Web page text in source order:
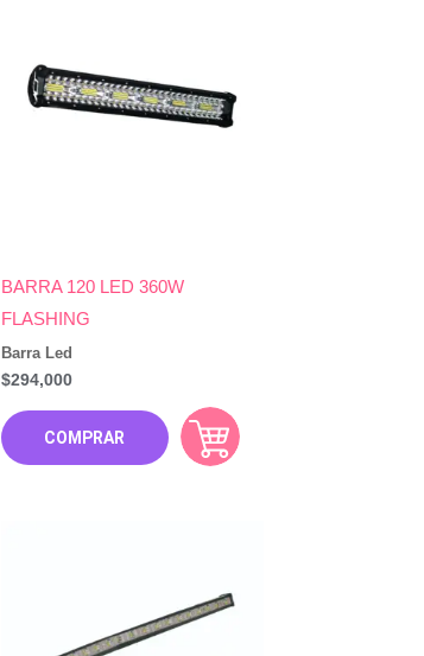
Barra Led
BARRA 120 LED 360W
FLASHING
COMPRAR
$294,000